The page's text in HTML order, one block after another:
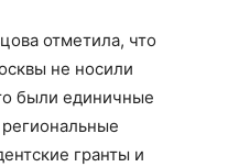
отметила, что
не носили
были единичные
гранты и